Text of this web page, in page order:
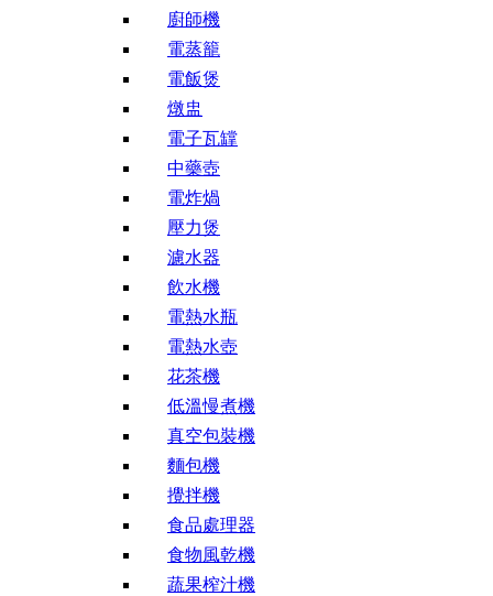
廚師機
電蒸籠
電飯煲
燉盅
電子瓦罉
中藥壺
電炸煱
壓力煲
濾水器
飲水機
電熱水瓶
電熱水壺
花茶機
低溫慢煮機
真空包裝機
麵包機
攪拌機
食品處理器
食物風乾機
蔬果榨汁機